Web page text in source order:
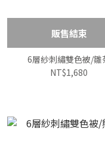
販售結束
6層紗刺繡雙色被/雛
NT$1,680